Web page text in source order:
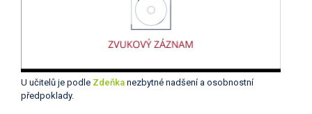
U učitelů je podle Zdeňka nezbytné nadšení a osobnostní
předpoklady.